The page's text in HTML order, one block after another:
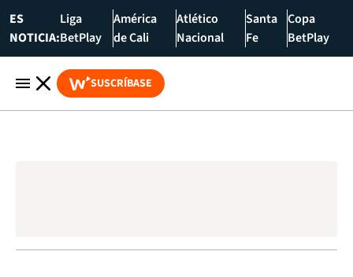
ES
NOTICIA:
Liga
BetPlay
América
de Cali
Atlético
Nacional
Santa
Fe
Copa
BetPlay
SUSCRÍBASE